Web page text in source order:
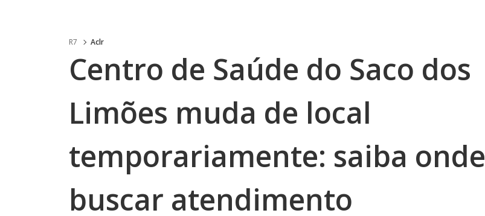
R7 Aclr
Centro de Saúde do Saco dos
Limões muda de local
temporariamente: saiba onde
buscar atendimento